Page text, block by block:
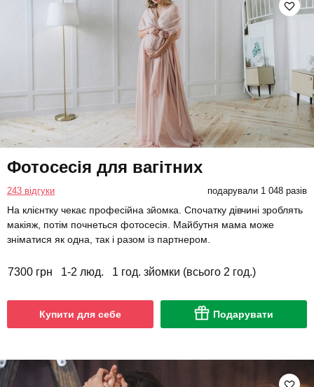
Фотосесія для вагітних
243 відгуки подарували 1 048 разів
На клієнтку чекає професійна зйомка. Спочатку дівчині зроблять
макіяж, потім почнеться фотосесія. Майбутня мама може
зніматися як одна, так і разом із партнером.
7300 грн 1-2 люд. 1 год. зйомки (всього 2 год.)
Купити для себе Подарувати